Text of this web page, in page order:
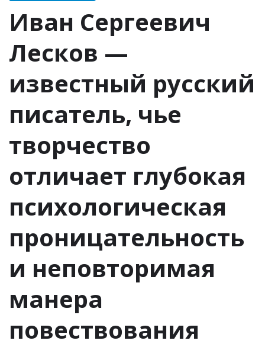
Иван Сергеевич
Лесков —
известный русский
писатель, чье
творчество
отличает глубокая
психологическая
проницательность
и неповторимая
манерa
повествования